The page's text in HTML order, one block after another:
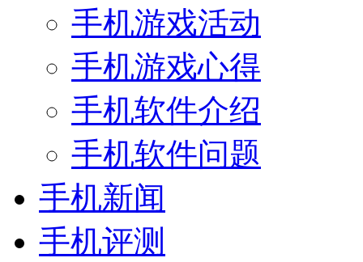
手机游戏活动
手机游戏心得
手机软件介绍
手机软件问题
手机新闻
手机评测